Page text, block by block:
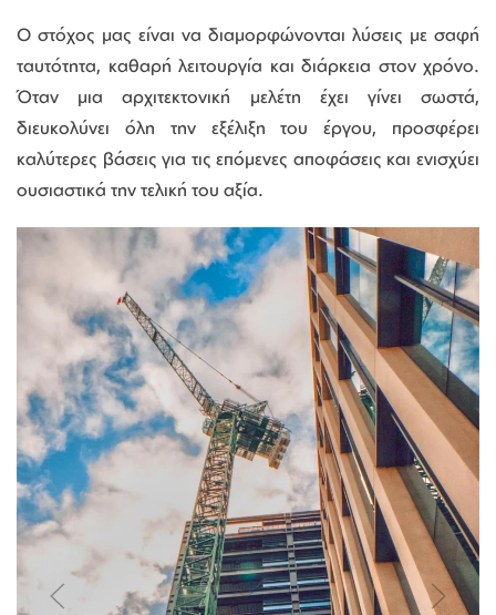
Ο στόχος μας είναι να διαμορφώνονται λύσεις με σαφή
ταυτότητα, καθαρή λειτουργία και διάρκεια στον χρόνο.
Όταν μια αρχιτεκτονική μελέτη έχει γίνει σωστά,
διευκολύνει όλη την εξέλιξη του έργου, προσφέρει
καλύτερες βάσεις για τις επόμενες αποφάσεις και ενισχύει
ουσιαστικά την τελική του αξία.